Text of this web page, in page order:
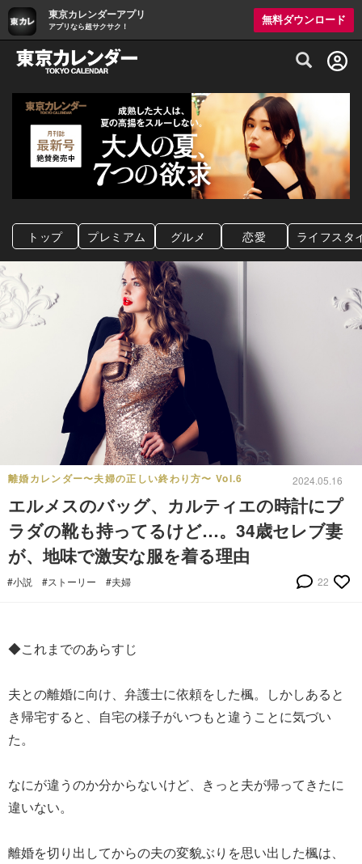
東京カレンダーアプリ
アプリなら超サクサク！
無料ダウンロード
グルメ情報・プレミアムレストラン予約
トップ プレミアム グルメ 恋愛 ライフスタ
離婚カレンダー〜夫婦の正しい終わり方〜 Vol.6 2024.05.16
エルメスのバッグ、カルティエの時計にプ
ラダの靴も持ってるけど…。34歳セレブ妻
が、地味で激安な服を着る理由
#小説 #ストーリー #夫婦 22
◆これまでのあらすじ
夫との離婚に向け、弁護士に依頼をした楓。しかしあると
き帰宅すると、自宅の様子がいつもと違うことに気づい
た。
なにが違うのか分からないけど、きっと夫が帰ってきたに
違いない。
離婚を切り出してからの夫の変貌ぶりを思い出した楓は、